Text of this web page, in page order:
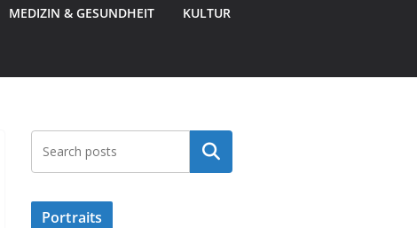
MEDIZIN & GESUNDHEIT KULTUR
Suchen
Portraits